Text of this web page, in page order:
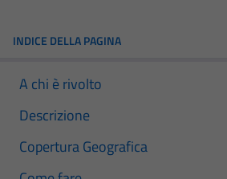
INDICE DELLA PAGINA
A chi è rivolto
Descrizione
Copertura Geografica